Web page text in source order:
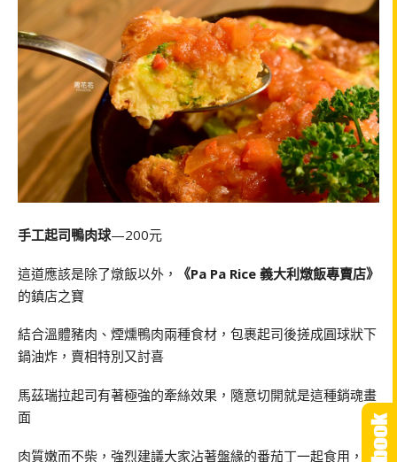
手工起司鴨肉球—200元
這道應該是除了燉飯以外，
《Pa Pa Rice 義大利燉飯專賣店》
的鎮店之寶
結合溫體豬肉、煙燻鴨肉兩種食材，包裹起司後搓成圓球狀下
鍋油炸，賣相特別又討喜
馬茲瑞拉起司有著極強的牽絲效果，隨意切開就是這種銷魂畫
面
肉質嫩而不柴，強烈建議大家沾著盤緣的番茄丁一起食用，酸